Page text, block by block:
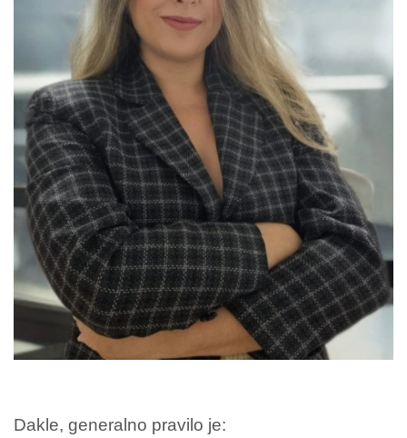
Dakle, generalno pravilo je: